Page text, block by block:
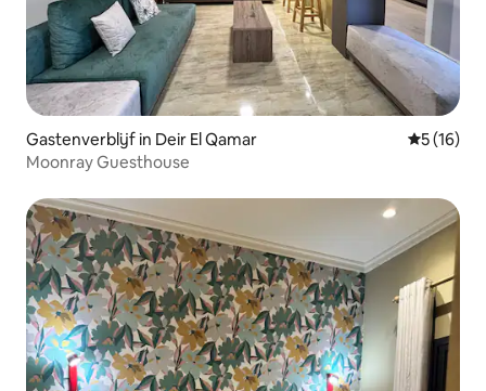
Gastenverblijf in Deir El Qamar
5 (16)
Moonray Guesthouse